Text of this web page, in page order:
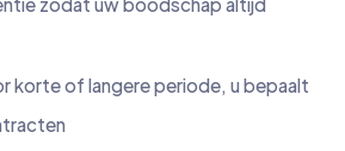
zodat uw boodschap altijd
korte of langere periode, u bepaalt